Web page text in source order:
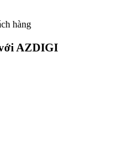
hàng
AZDIGI